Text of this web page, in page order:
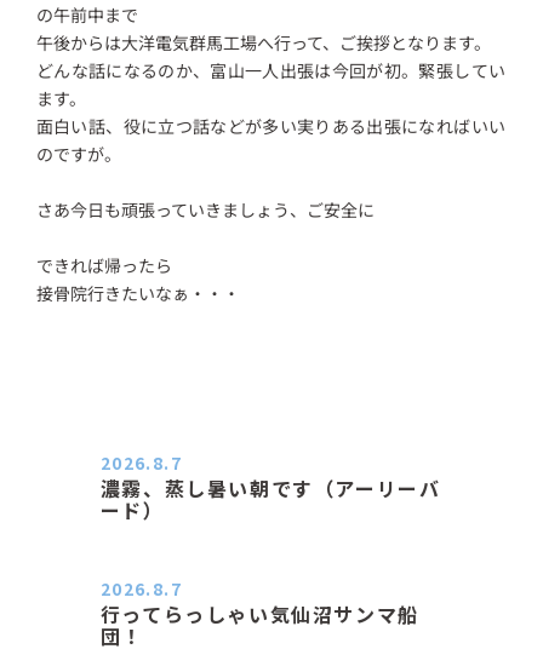
の午前中まで
午後からは大洋電気群馬工場へ行って、ご挨拶となります。
どんな話になるのか、富山一人出張は今回が初。緊張してい
ます。
面白い話、役に立つ話などが多い実りある出張になればいい
のですが。
さあ今日も頑張っていきましょう、ご安全に
できれば帰ったら
接骨院行きたいなぁ・・・
濃霧、蒸し暑い朝です（アーリーバ
ード）
2026.8.7
行ってらっしゃい気仙沼サンマ船
団！
2026.8.7